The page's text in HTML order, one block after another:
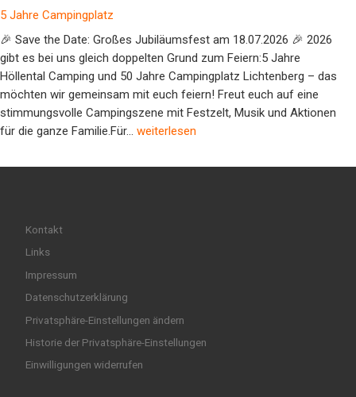
5 Jahre Campingplatz
🎉 Save the Date: Großes Jubiläumsfest am 18.07.2026 🎉 2026
gibt es bei uns gleich doppelten Grund zum Feiern:5 Jahre
Höllental Camping und 50 Jahre Campingplatz Lichtenberg – das
möchten wir gemeinsam mit euch feiern! Freut euch auf eine
stimmungsvolle Campingszene mit Festzelt, Musik und Aktionen
für die ganze Familie.Für… 5 Jahre Campingplatz
weiterlesen
Kontakt
Links
Impressum
Datenschutzerklärung
Privatsphäre-Einstellungen ändern
Historie der Privatsphäre-Einstellungen
Einwilligungen widerrufen